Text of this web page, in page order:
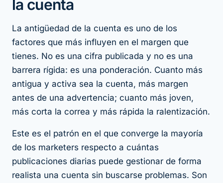
la cuenta
La antigüedad de la cuenta es uno de los
factores que más influyen en el margen que
tienes. No es una cifra publicada y no es una
barrera rígida: es una ponderación. Cuanto más
antigua y activa sea la cuenta, más margen
antes de una advertencia; cuanto más joven,
más corta la correa y más rápida la ralentización.
Este es el patrón en el que converge la mayoría
de los marketers respecto a cuántas
publicaciones diarias puede gestionar de forma
realista una cuenta sin buscarse problemas. Son